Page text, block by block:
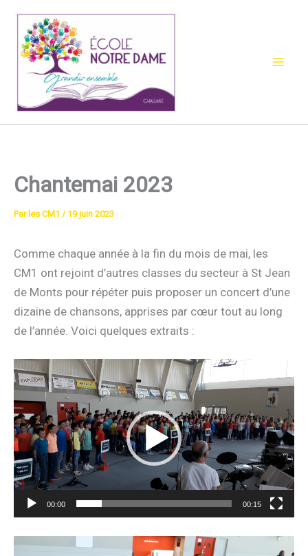
contenu
Chantemai 2023
Par les CM1 / 19 juin 2023
Comme chaque année à la fin du mois de mai, les
CM1 ont rejoint d’autres classes du secteur à St Jean
de Monts pour répéter puis proposer un concert d’une
dizaine de chansons, apprises par cœur tout au long
de l’année. Voici quelques extraits :
Lecteur
vidéo
00:00 00:15
Lecteur